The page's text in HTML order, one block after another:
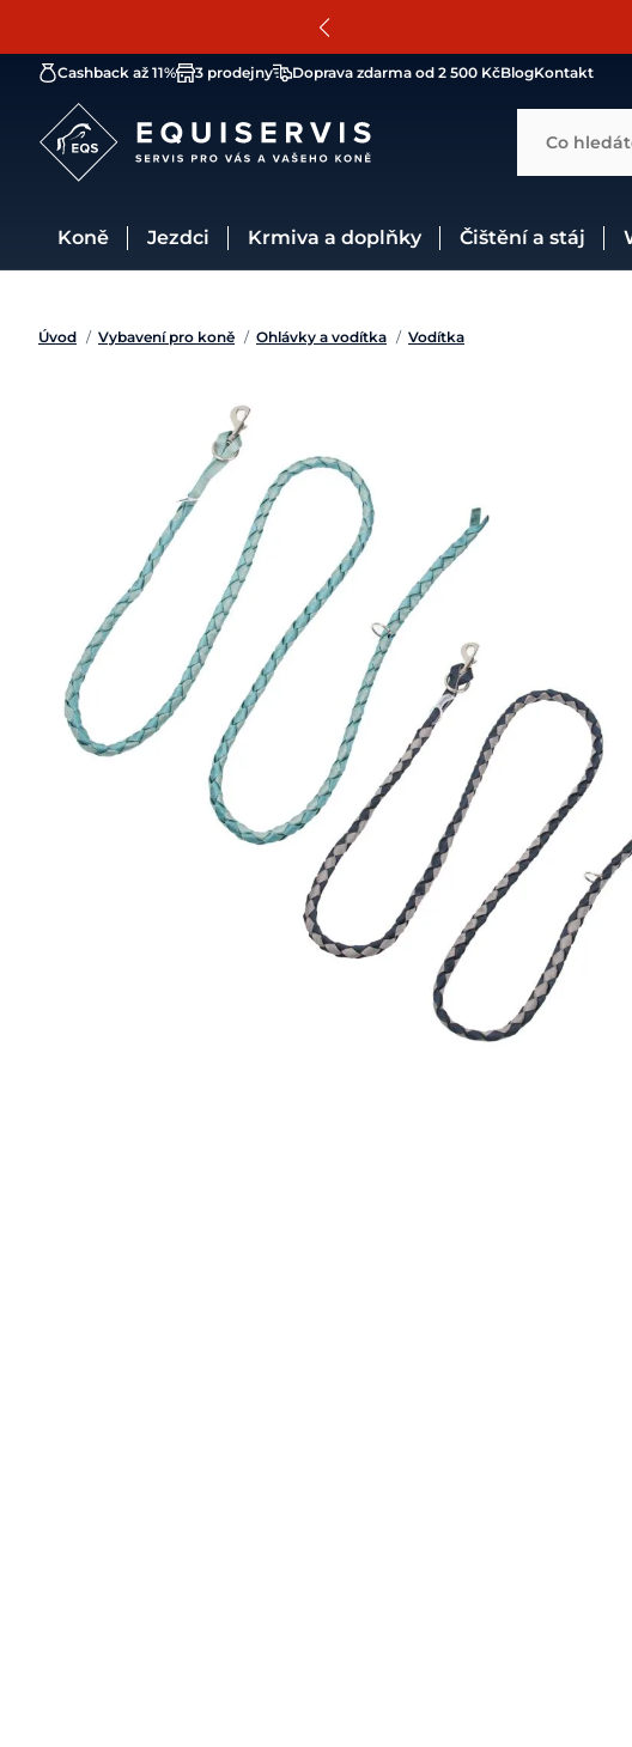
Cashback až 11% 3 prodejny Doprava zdarma od 2 500 KčBlogKontakt
Co
Koně Jezdci Krmiva a doplňky Čištění a stáj
Úvod / Vybavení pro koně / Ohlávky a vodítka / Vodítka